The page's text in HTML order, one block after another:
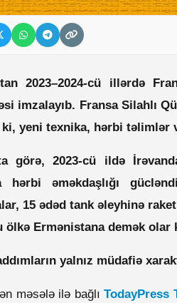
2023–2024-cü illərdə
imzalayıb. Fransa Silahlı
yeni texnika, hərbi təlimlər
görə, 2023-cü ildə
hərbi əməkdaşlığı
15 ədəd tank əleyhinə
ölkə Ermənistana demək
yalnız müdafiə
məsələ ilə bağlı TodayPress